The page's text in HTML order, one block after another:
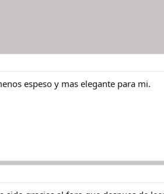
espeso y mas elegante para mi.